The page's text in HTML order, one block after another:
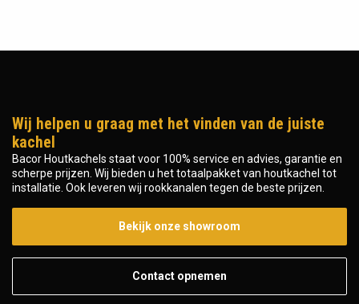
Wij helpen u graag met het vinden van de juiste
kachel
Bacor Houtkachels staat voor 100% service en advies, garantie en
scherpe prijzen. Wij bieden u het totaalpakket van houtkachel tot
installatie. Ook leveren wij rookkanalen tegen de beste prijzen.
Bekijk onze showroom
Contact opnemen